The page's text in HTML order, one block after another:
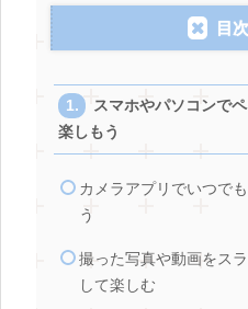
目次
スマホやパソコンで
楽しもう
カメラアプリでいつで
う
撮った写真や動画をス
して楽しむ